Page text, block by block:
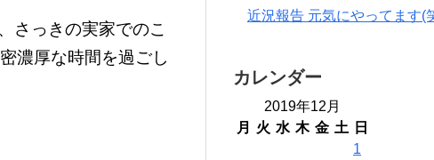
さっきの実家でのこ
濃厚な時間を過ごし
近況報告 元気にやってます(
カレンダー
2019年12月
月
火 水 木 金 土
日
1